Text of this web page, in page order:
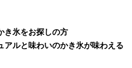
き氷をお探しの方
アルと味わいのかき氷が味わえる